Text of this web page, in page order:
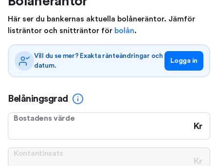
Här ser du bankernas aktuella bolåneräntor. Jämför
listräntor och snitträntor för bolån.
Vill du se mer? Exakta ränteändringar och
datum.
Logga in
Belåningsgrad
Bostadens värde
Kr
Kontantinsats
Kr